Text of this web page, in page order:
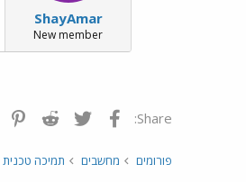
ShayAmar
New member
Share: פייסבוק Twitter
Reddit
פורומים מחשבים תמיכה טכנית